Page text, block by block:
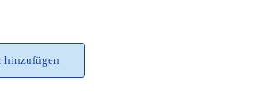
hinzufügen